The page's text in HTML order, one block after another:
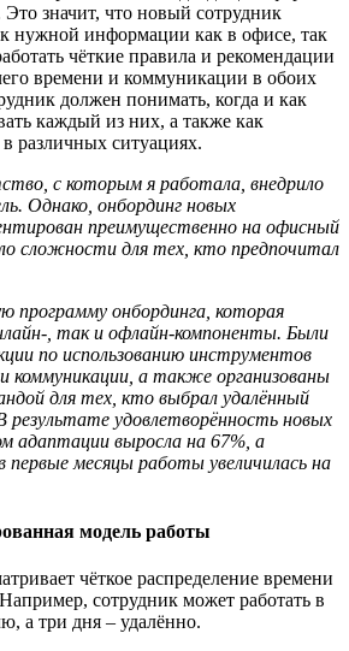
значит, что новый сотрудник
нужной информации как в офисе, так
чёткие правила и рекомендации
времени и коммуникации в обоих
должен понимать, когда и как
каждый из них, а также как
различных ситуациях.
с которым я работала, внедрило
Однако, онбординг новых
преимущественно на офисный
сложности для тех, кто предпочитал
программу онбординга, которая
- , так и офлайн-компоненты. Были
по использованию инструментов
коммуникации, а также организованы
для тех, кто выбрал удалённый
удовлетворённость новых
адаптации выросла на 67%, а
первые месяцы работы увеличилась на
модель работы
чёткое распределение времени
сотрудник может работать в
а три дня – удалённо.